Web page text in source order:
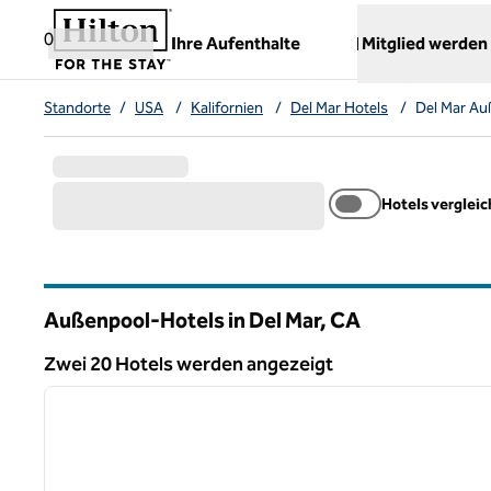
Weiter zum Inhalt
0
Ihre Aufenthalte
,öffnet neue Registerkarte
Mitglied werden
Standorte / USA / Kalifornien / Del Mar Hotels / Del Mar
Hotels
Außenpool-Hotels in Del Mar,CA
Zwei 20 Hotels werden angezeigt
Zwei 20 Hotels werden angezeigt
1 von 10